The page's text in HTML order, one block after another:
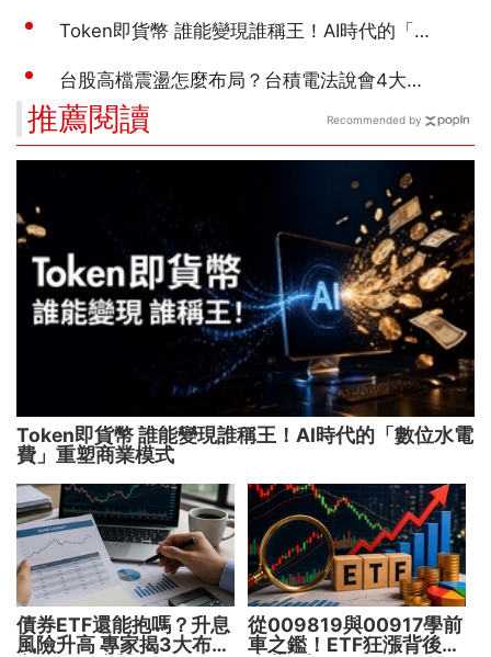
推薦閱讀
Token即貨幣 誰能變現誰稱王！AI時代的「數位水電
費」重塑商業模式
債券ETF還能抱嗎？升息
風險升高 專家揭3大布局
從009819與00917學前
車之鑑！ETF狂漲背後
Recommended by